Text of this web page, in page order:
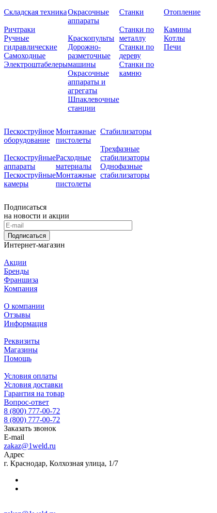
Складская техника
Ричтраки
Ручные
гидравлические
Самоходные
Электроштабелеры
Окрасочные
аппараты
Краскопульты
Дорожно-
разметочные
машины
Окрасочные
аппараты и
агрегаты
Шпаклевочные
станции
Станки
Станки по
металлу
Станки по
дереву
Станки по
камню
Отопление
Камины
Котлы
Печи
Пескоструйное
оборудование
Пескоструйные
аппараты
Пескоструйные
камеры
Монтажные
пистолеты
Расходные
материалы
Монтажные
пистолеты
Стабилизаторы
Трехфазные
стабилизаторы
Однофазные
стабилизаторы
Подписаться
на новости и акции
Подписаться
Интернет-магазин
Акции
Бренды
Франшиза
Компания
О компании
Отзывы
Информация
Реквизиты
Магазины
Помощь
Условия оплаты
Условия доставки
Гарантия на товар
Вопрос-ответ
8 (800) 777-00-72
8 (800) 777-00-72
Заказать звонок
E-mail
zakaz@1weld.ru
Адрес
г. Краснодар, Колхозная улица, 1/7